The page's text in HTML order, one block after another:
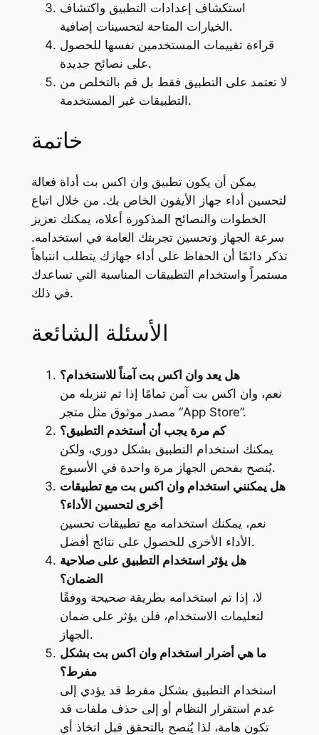
استكشاف إعدادات التطبيق واكتشاف
الخيارات المتاحة لتحسينات إضافية.
قراءة تقييمات المستخدمين نفسها للحصول
على نصائح جديدة.
لا تعتمد على التطبيق فقط بل قم بالتخلص من
التطبيقات غير المستخدمة.
خاتمة
يمكن أن يكون تطبيق وان اكس بت أداة فعالة
لتحسين أداء جهاز الأيفون الخاص بك. من خلال اتباع
الخطوات والنصائح المذكورة أعلاه، يمكنك تعزيز
سرعة الجهاز وتحسين تجربتك العامة في استخدامه.
تذكر دائمًا أن الحفاظ على أداء جهازك يتطلب انتباهاً
مستمراً واستخدام التطبيقات المناسبة التي تساعدك
في ذلك.
الأسئلة الشائعة
هل يعد وان اكس بت آمناً للاستخدام؟
نعم، وان اكس بت آمن تمامًا إذا تم تنزيله من
مصدر موثوق مثل متجر “App Store”.
كم مرة يجب أن أستخدم التطبيق؟
يمكنك استخدام التطبيق بشكل دوري، ولكن
يُنصح بفحص الجهاز مرة واحدة في الأسبوع.
هل يمكنني استخدام وان اكس بت مع تطبيقات
أخرى لتحسين الأداء؟
نعم، يمكنك استخدامه مع تطبيقات تحسين
الأداء الأخرى للحصول على نتائج أفضل.
هل يؤثر استخدام التطبيق على صلاحية
الضمان؟
لا، إذا تم استخدامه بطريقة صحيحة ووفقًا
لتعليمات الاستخدام، فلن يؤثر على ضمان
الجهاز.
ما هي أضرار استخدام وان اكس بت بشكل
مفرط؟
استخدام التطبيق بشكل مفرط قد يؤدي إلى
عدم استقرار النظام أو إلى حذف ملفات قد
تكون هامة، لذا يُنصح بالتحقق قبل اتخاذ أي